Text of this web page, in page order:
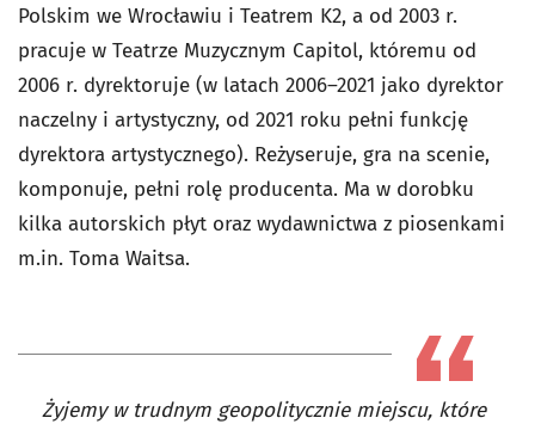
Polskim we Wrocławiu i Teatrem K2, a od 2003 r.
pracuje w Teatrze Muzycznym Capitol, któremu od
2006 r. dyrektoruje (w latach 2006–2021 jako dyrektor
naczelny i artystyczny, od 2021 roku pełni funkcję
dyrektora artystycznego). Reżyseruje, gra na scenie,
komponuje, pełni rolę producenta. Ma w dorobku
kilka autorskich płyt oraz wydawnictwa z piosenkami
m.in. Toma Waitsa.
Żyjemy w trudnym geopolitycznie miejscu, które